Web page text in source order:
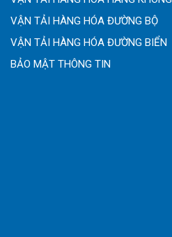
VẬN TẢI HÀNG HÓA ĐƯỜNG BỘ
VẬN TẢI HÀNG HÓA ĐƯỜNG BIỂN
BẢO MẬT THÔNG TIN